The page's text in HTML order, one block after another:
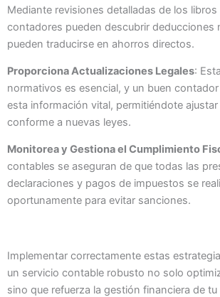
Mediante revisiones detalladas de los
contadores pueden descubrir deducciones
pueden traducirse en ahorros directos.
Proporciona Actualizaciones Legales:
normativos es esencial, y un buen
esta información vital, permitiéndote
conforme a nuevas leyes.
Monitorea y Gestiona el Cumplimiento
contables se aseguran de que todas las
declaraciones y pagos de impuestos se
oportunamente para evitar sanciones.
Implementar correctamente estas
un servicio contable robusto no solo
sino que refuerza la gestión financiera de